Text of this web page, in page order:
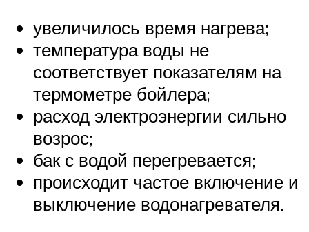
увеличилось время нагрева;
температура воды не
соответствует показателям на
термометре бойлера;
расход электроэнергии сильно
возрос;
бак с водой перегревается;
происходит частое включение и
выключение водонагревателя.